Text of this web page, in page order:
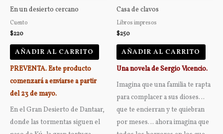
En un desierto cercano
Cuento
$220
AÑADIR AL CARRITO
PREVENTA. Este producto
comenzará a enviarse a partir
del 23 de mayo.
En el Gran Desierto de Dantaar,
donde las tormentas siguen el
Casa de clavos
Libros impresos
$250
AÑADIR AL CARRITO
Una novela de Sergio Vicencio.
Imagina que una familia te rapta
para complacer a sus dioses…
que te encierran y te quiebran
por meses… ahora imagina que